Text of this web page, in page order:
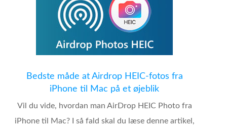
Bedste måde at Airdrop HEIC-fotos fra
iPhone til Mac på et øjeblik
Vil du vide, hvordan man AirDrop HEIC Photo fra
iPhone til Mac? I så fald skal du læse denne artikel,